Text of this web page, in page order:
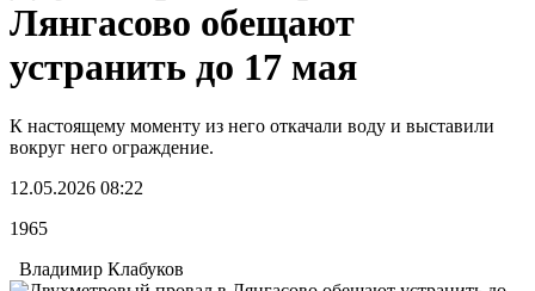
Лянгасово обещают
устранить до 17 мая
К настоящему моменту из него откачали воду и выставили
вокруг него ограждение.
12.05.2026 08:22
1965
Владимир Клабуков